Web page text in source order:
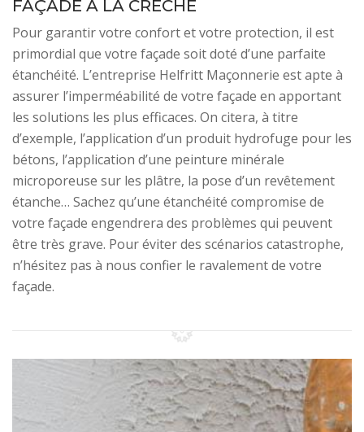
FAÇADE À LA CRECHE
Pour garantir votre confort et votre protection, il est
primordial que votre façade soit doté d’une parfaite
étanchéité. L’entreprise Helfritt Maçonnerie est apte à
assurer l’imperméabilité de votre façade en apportant
les solutions les plus efficaces. On citera, à titre
d’exemple, l’application d’un produit hydrofuge pour les
bétons, l’application d’une peinture minérale
microporeuse sur les plâtre, la pose d’un revêtement
étanche… Sachez qu’une étanchéité compromise de
votre façade engendrera des problèmes qui peuvent
être très grave. Pour éviter des scénarios catastrophe,
n’hésitez pas à nous confier le ravalement de votre
façade.